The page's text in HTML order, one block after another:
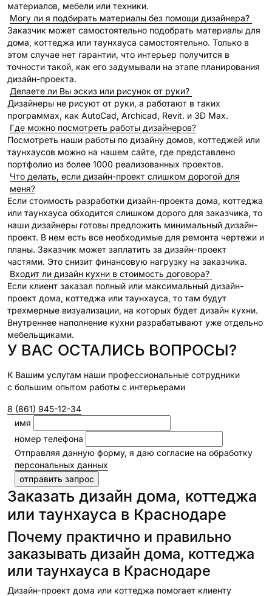
материалов, мебели или техники.
Могу ли я подбирать материалы без помощи дизайнера?
Заказчик может самостоятельно подобрать материалы для
дома, коттеджа или таунхауса самостоятельно. Только в
этом случае нет гарантии, что интерьер получится в
точности такой, как его задумывали на этапе планирования
дизайн-проекта.
Делаете ли Вы эскиз или рисунок от руки?
Дизайнеры не рисуют от руки, а работают в таких
программах, как AutoCad, Archicad, Revit. и 3D Max.
Где можно посмотреть работы дизайнеров?
Посмотреть наши работы по дизайну домов, коттеджей или
таунхаусов можно на нашем сайте, где представлено
портфолио из более 1000 реализованных проектов.
Что делать, если дизайн-проект слишком дорогой для
меня?
Если стоимость разработки дизайн-проекта дома, коттеджа
или таунхауса обходится слишком дорого для заказчика, то
наши дизайнеры готовы предложить минимальный дизайн-
проект. В нем есть все необходимые для ремонта чертежи и
планы. Заказчик может заплатить за дизайн-проект
частями. Это снизит финансовую нагрузку на заказчика.
Входит ли дизайн кухни в стоимость договора?
Если клиент заказал полный или максимальный дизайн-
проект дома, коттеджа или таунхауса, то там будут
трехмерные визуализации, на которых будет дизайн кухни.
Внутреннее наполнение кухни разрабатывают уже отдельно
мебельщиками.
У ВАС ОСТАЛИСЬ ВОПРОСЫ?
К Вашим услугам наши профессиональные сотрудники
с большим опытом работы с интерьерами
8 (861) 945-12-34
имя
номер телефона
Отправляя данную форму, я даю согласие на обработку
персональных данных
Заказать дизайн дома, коттеджа
или таунхауса в Краснодаре
Почему практично и правильно
заказывать дизайн дома, коттеджа
или таунхауса в Краснодаре
Дизайн-проект дома или коттеджа помогает клиенту